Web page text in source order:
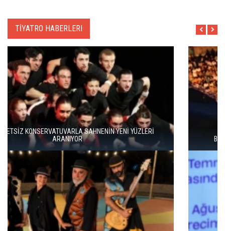
TİYATRO HABERLERI
BERGAMA BİR KEZ DAHA TİYATRONUN SAHNESİ OLUYOR